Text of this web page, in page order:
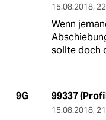
15.08.2018,
Wenn
sollte doch
9G 99337
15.08.2018,